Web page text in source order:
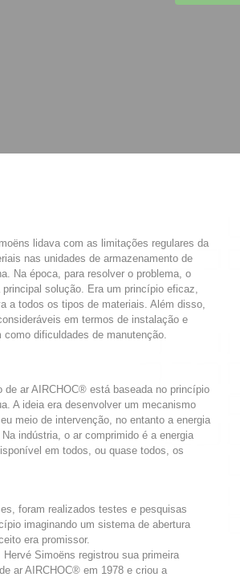
lidava com as limitações regulares da
nas unidades de armazenamento de
Na época, para resolver o problema, o
principal solução. Era um princípio eficaz,
a todos os tipos de materiais. Além disso,
em termos de instalação e
como dificuldades de manutenção.
de ar AIRCHOC® está baseada no princípio
A ideia era desenvolver um mecanismo
meio de intervenção, no entanto a energia
indústria, o ar comprimido é a energia
em todos, ou quase todos, os
foram realizados testes e pesquisas
imaginando um sistema de abertura
era promissor.
Simoëns registrou sua primeira
ar AIRCHOC® em 1978 e criou a